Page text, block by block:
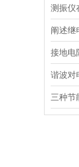
阐述继
接地电
谐波对
三种节